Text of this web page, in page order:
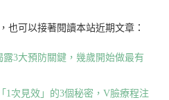
也可以接著閱讀本站近期文章：
3大預防關鍵，幾歲開始做最有
1次見效」的3個秘密，V臉療程注